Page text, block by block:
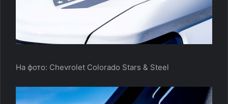
На фото: Chevrolet Colorado Stars & Steel